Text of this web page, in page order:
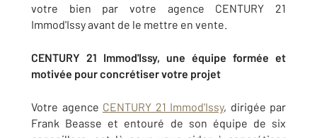
votre bien par votre agence CENTURY 21
Immod'Issy avant de le mettre en vente.
CENTURY 21 Immod'Issy, une équipe formée et
motivée pour concrétiser votre projet
Votre agence CENTURY 21 Immod'Issy, dirigée par
Frank Beasse et entouré de son équipe de six